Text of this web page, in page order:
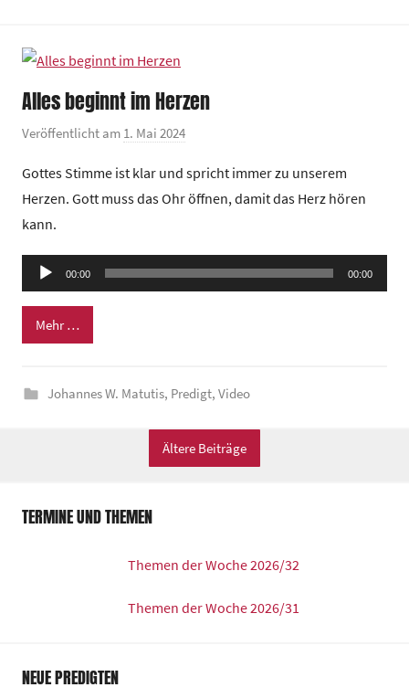
u
Alles beginnt im Herzen
Veröffentlicht am 1. Mai 2024
n
G
m
e
z
t
Gottes Stimme ist klar und spricht immer zu unserem
Herzen. Gott muss das Ohr öffnen, damit das Herz hören
kann.
Audio-
Player
00:00 00:00
Mehr …
Johannes W. Matutis, Predigt, Video
Ältere Beiträge
TERMINE UND THEMEN
Themen der Woche 2026/32
Themen der Woche 2026/31
NEUE PREDIGTEN